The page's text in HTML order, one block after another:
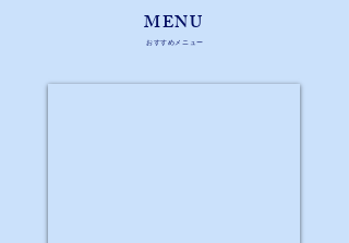
​MENU
​おすすめメニュー